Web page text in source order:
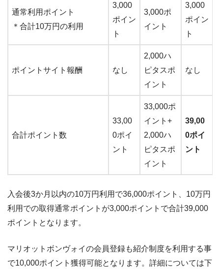
通常利用ポイント
＊合計10万円の利用
3,000
ポイン
ト
3,000ポ
イント
3,000
ポイン
ト
ポイントサイト報酬 なし
2,000ハ
ピタスポ
イント
なし
合計ポイント数
33,00
0ポイ
ント
33,000ポ
イント+
2,000ハ
ピタスポ
イント
39,00
0ポイ
ント
入会後3か月以内の10万円利用で36,000ポイント、10万円
利用での取得通常ポイントが3,000ポイントで合計39,000
ポイントとなります。
マリオットボンヴォイの会員登録も紹介制度を利用する事
で10,000ポイント獲得可能となります。詳細については下